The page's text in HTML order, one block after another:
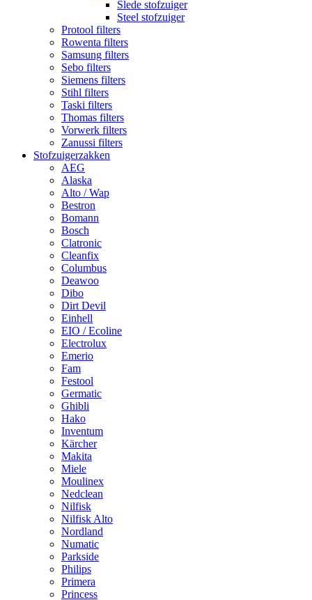
Slede stofzuiger
Steel stofzuiger
Protool filters
Rowenta filters
Samsung filters
Sebo filters
Siemens filters
Stihl filters
Taski filters
Thomas filters
Vorwerk filters
Zanussi filters
Stofzuigerzakken
AEG
Alaska
Alto / Wap
Bestron
Bomann
Bosch
Clatronic
Cleanfix
Columbus
Deawoo
Dibo
Dirt Devil
Einhell
EIO / Ecoline
Electrolux
Emerio
Fam
Festool
Germatic
Ghibli
Hako
Inventum
Kärcher
Makita
Miele
Moulinex
Nedclean
Nilfisk
Nilfisk Alto
Nordland
Numatic
Parkside
Philips
Primera
Princess